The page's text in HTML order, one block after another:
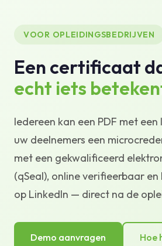
Ondersteuning
VOOR OPLEIDINGSBEDRIJVEN
Een certificaat
echt iets
Iedereen kan een PDF met
uw deelnemers een
met een gekwalificeerd
(qSeal), online verifieerbaar
op LinkedIn — direct na de
Demo aanvragen Hoe